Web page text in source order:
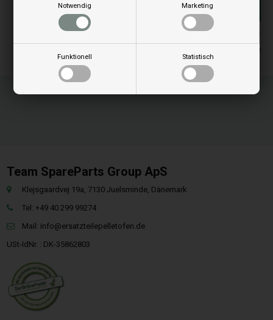
Notwendig Marketing
Funktionell Statistisch
In den warenkorb
Auf lager
Lieferung 2-4 Wochentage
Team SpareParts Group ApS
Klejsgaardvej 19a, 7130 Juelsminde, Dänemark
Tel: +49 40 299 99274
Mail: info@ersatzteilepelletofen.de
USt-IdNr. : DK-35862803